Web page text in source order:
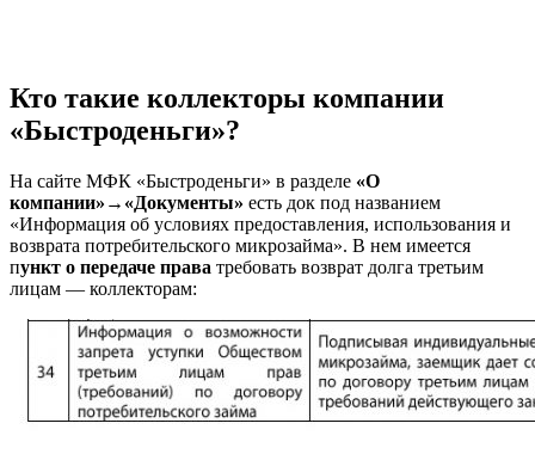
Кто такие коллекторы компании
«Быстроденьги»?
На сайте МФК «Быстроденьги» в разделе «О
компании» → «Документы» есть док под названием
«Информация об условиях предоставления, использования и
возврата потребительского микрозайма». В нем имеется
пункт о передаче права требовать возврат долга третьим
лицам — коллекторам: